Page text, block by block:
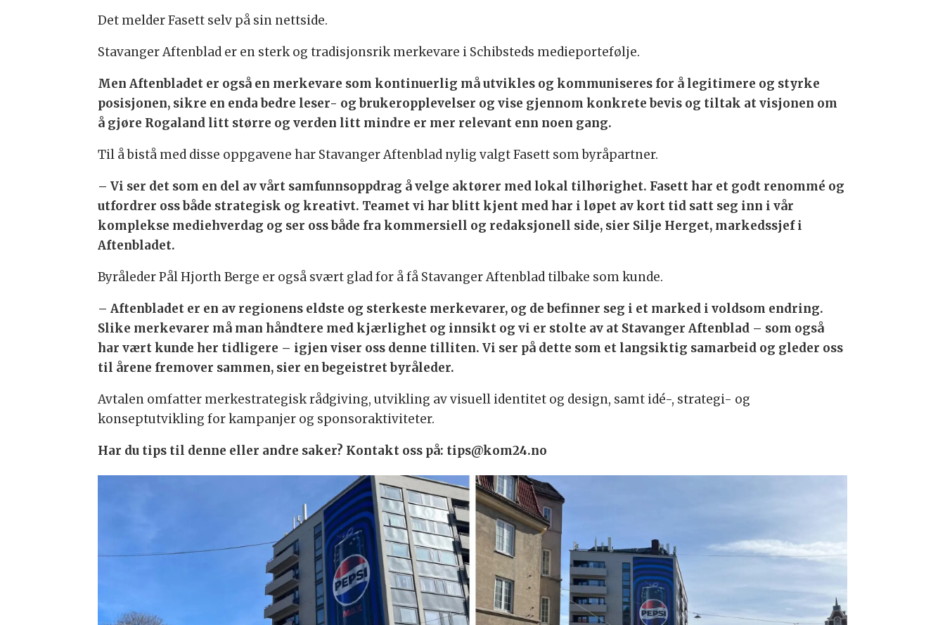
Det melder Fasett selv på sin nettside.
Stavanger Aftenblad er en sterk og tradisjonsrik merkevare i Schibsteds medieportefølje.
Men Aftenbladet er også en merkevare som kontinuerlig må utvikles og kommuniseres for å legitimere og styrke
posisjonen, sikre en enda bedre leser- og brukeropplevelser og vise gjennom konkrete bevis og tiltak at visjonen om
å gjøre Rogaland litt større og verden litt mindre er mer relevant enn noen gang.
Til å bistå med disse oppgavene har Stavanger Aftenblad nylig valgt Fasett som byråpartner.
– Vi ser det som en del av vårt samfunnsoppdrag å velge aktører med lokal tilhørighet. Fasett har et godt renommé og
utfordrer oss både strategisk og kreativt. Teamet vi har blitt kjent med har i løpet av kort tid satt seg inn i vår
komplekse mediehverdag og ser oss både fra kommersiell og redaksjonell side, sier Silje Herget, markedssjef i
Aftenbladet.
Byråleder Pål Hjorth Berge er også svært glad for å få Stavanger Aftenblad tilbake som kunde.
– Aftenbladet er en av regionens eldste og sterkeste merkevarer, og de befinner seg i et marked i voldsom endring.
Slike merkevarer må man håndtere med kjærlighet og innsikt og vi er stolte av at Stavanger Aftenblad – som også
har vært kunde her tidligere – igjen viser oss denne tilliten. Vi ser på dette som et langsiktig samarbeid og gleder oss
til årene fremover sammen, sier en begeistret byråleder.
Avtalen omfatter merkestrategisk rådgiving, utvikling av visuell identitet og design, samt idé-, strategi- og
konseptutvikling for kampanjer og sponsoraktiviteter.
Har du tips til denne eller andre saker? Kontakt oss på: tips@kom24.no